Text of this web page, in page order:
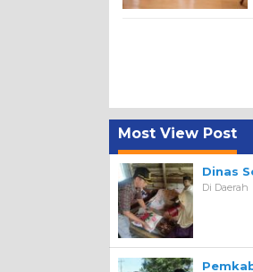
Most View Post
Dinas
Di Daerah